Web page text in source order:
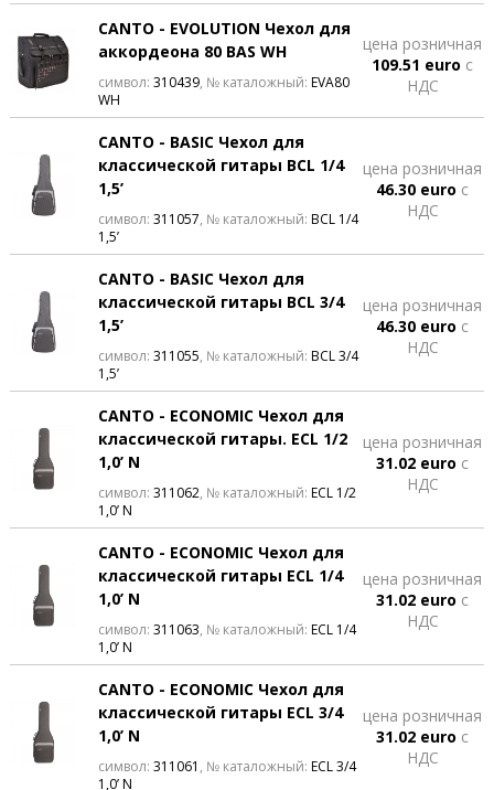
CANTO - EVOLUTION Чехол для
аккордеона 80 BAS WH
символ: 310439, № каталожный: EVA80
WH
цена розничная
109.51 euro с
НДС
CANTO - BASIC Чехол для
классической гитары BCL 1/4
1,5’
символ: 311057, № каталожный: BCL 1/4
1,5’
цена розничная
46.30 euro с
НДС
CANTO - BASIC Чехол для
классической гитары BCL 3/4
1,5’
символ: 311055, № каталожный: BCL 3/4
1,5’
цена розничная
46.30 euro с
НДС
CANTO - ECONOMIC Чехол для
классической гитары. ECL 1/2
1,0’ N
символ: 311062, № каталожный: ECL 1/2
1,0’ N
цена розничная
31.02 euro с
НДС
CANTO - ECONOMIC Чехол для
классической гитары ECL 1/4
1,0’ N
символ: 311063, № каталожный: ECL 1/4
1,0’ N
цена розничная
31.02 euro с
НДС
CANTO - ECONOMIC Чехол для
классической гитары ECL 3/4
1,0’ N
символ: 311061 , № каталожный: ECL 3/4
1,0’ N
цена розничная
31.02 euro с
НДС